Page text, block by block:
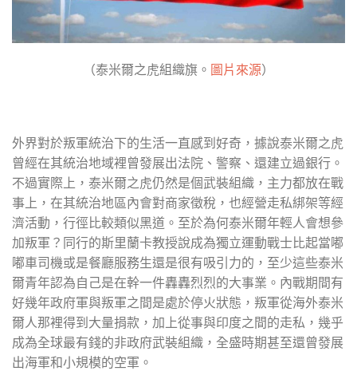
（泰米爾之虎組織旗。 圖片來源）
外界對於叛軍統治下的生活一直感到好奇，據說泰米爾之虎
曾經在其統治地域裡曾發展出法院、警察、還建立過銀行。
不過實際上，泰米爾之虎仍然是個武裝組織，主力都放在戰
事上，在其統治地區內會對商家徵稅，也經營走私綁架等經
濟活動，行徑比較類似黑道。至於為何泰米爾年輕人會想參
加叛軍？同行的斯里蘭卡教授說成為獨立運動戰士比起當嘟
嘟車司機或是餐廳服務生還是很有吸引力的，至少這些泰米
爾青年認為自己是在幹一件轟轟烈烈的大事業。內戰期間有
好幾年政府軍與叛軍之間是處於停火狀態，叛軍從海外泰米
爾人那裡得到大量捐款，加上從事與印度之間的走私，幾乎
成為全球最有錢的非政府武裝組織，全盛時期甚至還曾發展
出海軍和小規模的空軍。